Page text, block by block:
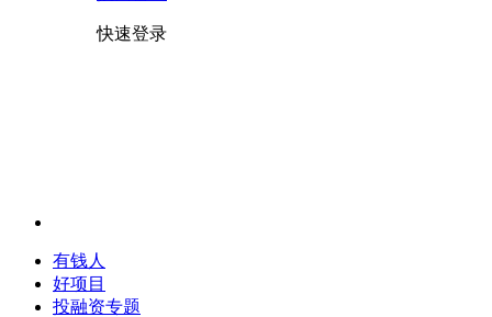
快速登录
有钱人
好项目
投融资专题